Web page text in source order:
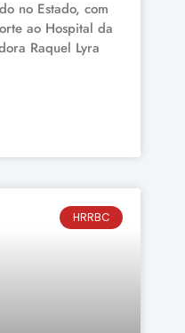
no Estado, com
ao Hospital da
Raquel Lyra
HRRBC